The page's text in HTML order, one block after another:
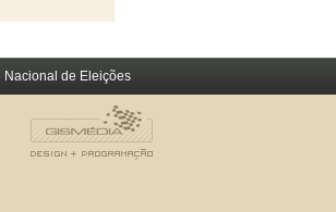
de Eleições